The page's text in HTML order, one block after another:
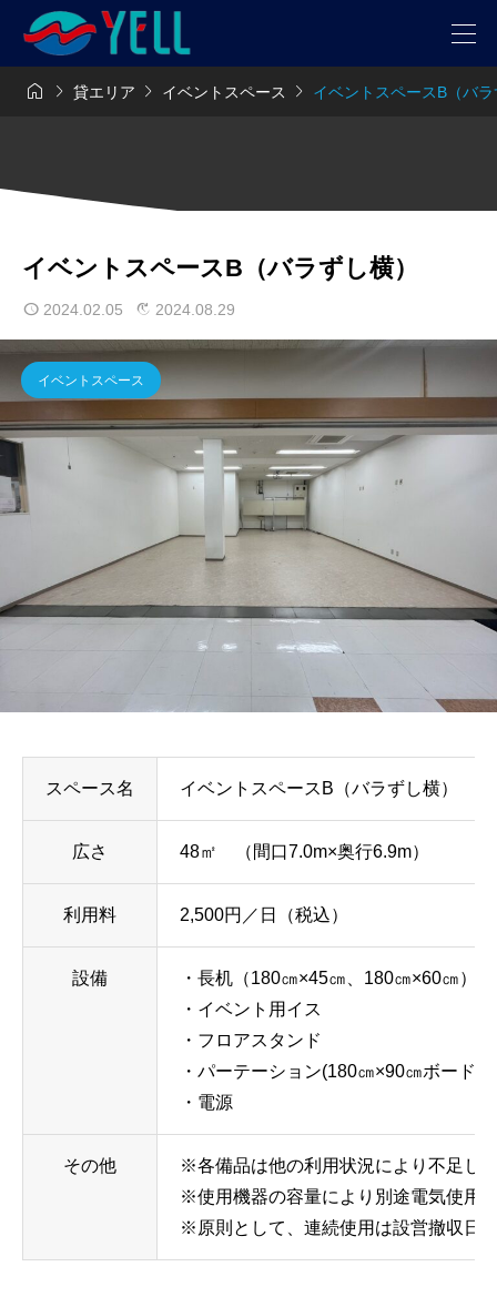
  貸エリア  イベントスペース  イベントスペースB（バ
イベントスペースB（バラずし横）
2024.02.05 2024.08.29
イベントスペース
スペース名 イベントスペースB（バラずし横）
広さ 48㎡ （間口7.0m×奥行6.9m）
利用料 2,500円／日（税込）
設備
・長机（180㎝×45㎝、180㎝×60㎝）
・イベント用イス
・フロアスタンド
・パーテーション(180㎝×90㎝ボード
・電源
その他
※各備品は他の利用状況により不足し
※使用機器の容量により別途電気使用
※原則として、連続使用は設営撤収日